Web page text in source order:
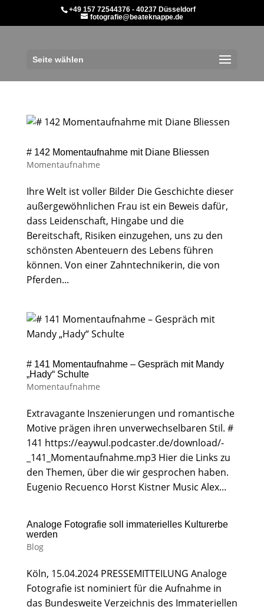
+49 157 72544376 - 40237 Düsseldorf
fotografie@beateknappe.de
Seite wählen
# 142 Momentaufnahme mit Diane Bliessen
Momentaufnahme
Ihre Welt ist voller Bilder Die Geschichte dieser
außergewöhnlichen Frau ist ein Beweis dafür,
dass Leidenschaft, Hingabe und die
Bereitschaft, Risiken einzugehen, uns zu den
schönsten Abenteuern des Lebens führen
können. Von einer Zahntechnikerin, die von
Pferden...
# 141 Momentaufnahme – Gespräch mit Mandy
„Hady“ Schulte
Momentaufnahme
Extravagante Inszenierungen und romantische
Motive prägen ihren unverwechselbaren Stil. #
141 https://eaywul.podcaster.de/download/-
_141_Momentaufnahme.mp3 Hier die Links zu
den Themen, über die wir gesprochen haben.
Eugenio Recuenco Horst Kistner Music Alex...
Analoge Fotografie soll immaterielles Kulturerbe
werden
Blog
Köln, 15.04.2024 PRESSEMITTEILUNG Analoge
Fotografie ist nominiert für die Aufnahme in
das Bundesweite Verzeichnis des Immateriellen